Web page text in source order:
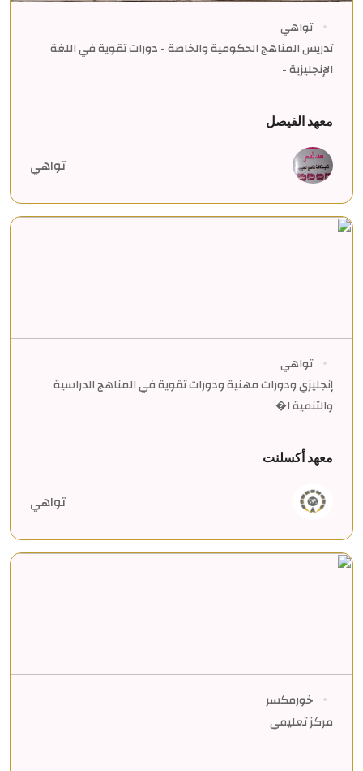
تواهي
تدريس المناهج الحكومية والخاصة - دورات تقوية في اللغة
الإنجليزية -
معهد الفيصل
تواهي
تواهي
إنجليزي ودورات مهنية ودورات تقوية في المناهج الدراسية
والتنمية ا�
معهد أكسلنت
تواهي
خورمكسر
مركز تعليمي